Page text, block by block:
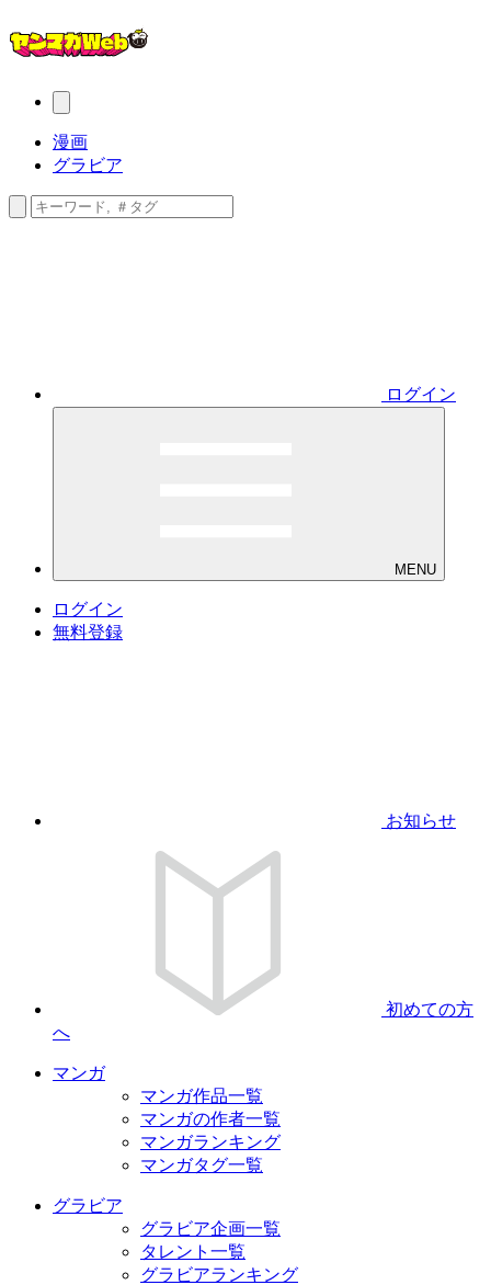
漫画
グラビア
ログイン
MENU
ログイン
無料登録
お知らせ
初めての方
へ
マンガ
マンガ作品一覧
マンガの作者一覧
マンガランキング
マンガタグ一覧
グラビア
グラビア企画一覧
タレント一覧
グラビアランキング